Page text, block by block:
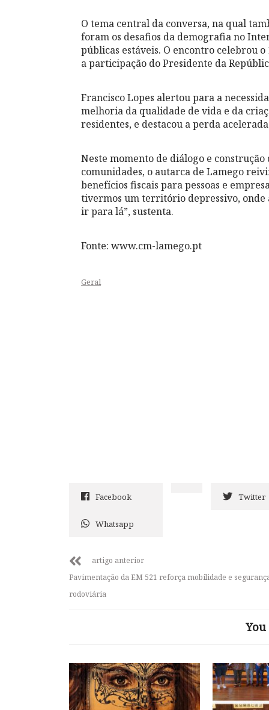
O tema central da conversa, na qual
foram os desafios da demografia no
públicas estáveis. O encontro celebrou
a participação do Presidente da
Francisco Lopes alertou para a
melhoria da qualidade de vida e da
residentes, e destacou a perda
Neste momento de diálogo e
comunidades, o autarca de Lamego
benefícios fiscais para pessoas e
tivermos um território depressivo, onde
ir para lá”, sustenta.
Fonte: www.cm-lamego.pt
Geral
Facebook Twitter
Whatsapp
artigo anterior
Pavimentação da EM 521 reforça mobilidade e
rodoviária